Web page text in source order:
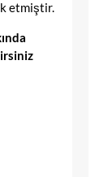
etmiştir.